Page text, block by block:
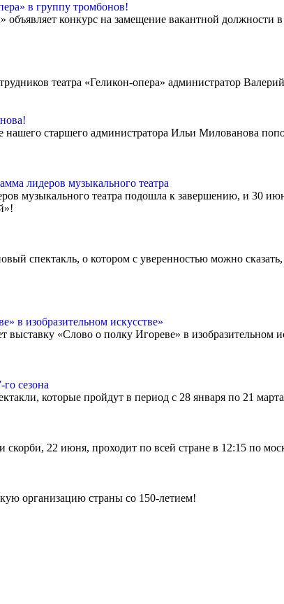
в группу тромбонов!
конкурс на замещение вакантной должности
театра «Геликон-опера» администратор
нашего старшего администратора Ильи Милованова
лидеров музыкального театра
музыкального театра подошла к завершению, и 30
спектакль, о котором с уверенностью можно
в изобразительном искусстве»
выставку «Слово о полку Игореве» в
сезона
которые пройдут в период с 28 января по 21
22 июня, проходит по всей стране в 12:15 по
организацию страны со 150-летием!